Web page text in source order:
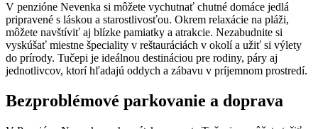
V penzióne Nevenka si môžete vychutnať chutné domáce jedlá
pripravené s láskou a starostlivosťou. Okrem relaxácie na pláži,
môžete navštíviť aj blízke pamiatky a atrakcie. Nezabudnite si
vyskúšať miestne špeciality v reštauráciách v okolí a užiť si výlety
do prírody. Tučepi je ideálnou destináciou pre rodiny, páry aj
jednotlivcov, ktorí hľadajú oddych a zábavu v príjemnom prostredí.
Bezproblémové parkovanie a doprava